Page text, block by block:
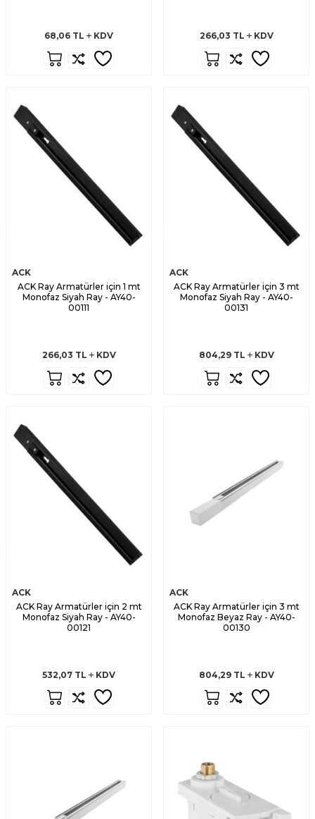
68,06 TL KDV 266,03 TL KDV
ACK
ACK Ray Armatürler için 1 mt
Monofaz Siyah Ray - AY40-
00111
266,03 TL KDV
ACK
ACK Ray Armatürler için 3 mt
Monofaz Siyah Ray - AY40-
00131
804,29TL KDV
ACK
ACK Ray Armatürler için 2 mt
Monofaz Siyah Ray - AY40-
00121
532,07 TL KDV
ACK
ACK Ray Armatürler için 3 mt
Monofaz Beyaz Ray - AY40-
00130
804,29TL KDV